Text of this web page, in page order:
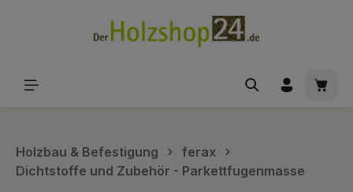
Holzbau & Befestigung
ferax
Dichtstoffe und Zubehör - Parkettfugenmasse